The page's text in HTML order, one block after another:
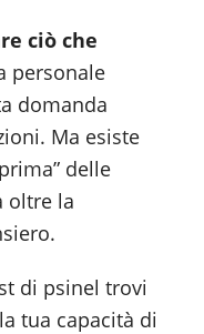
ciò che
personale
domanda
Ma esiste
delle
oltre la
di psinel trovi
tua capacità di